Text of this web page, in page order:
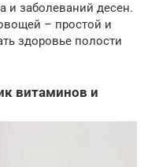
и заболеваний десен.
– простой и
здоровье полости
витаминов и